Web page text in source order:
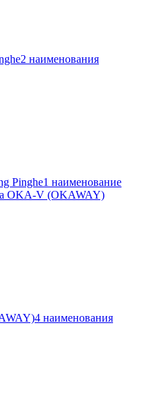
2 наименования
Pinghe1 наименование
OKA-V (OKAWAY)
4 наименования